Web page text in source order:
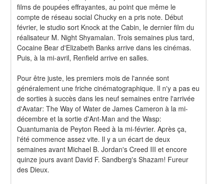
films de poupées effrayantes, au point que même le
compte de réseau social Chucky en a pris note. Début
février, le studio sort Knock at the Cabin, le dernier film du
réalisateur M. Night Shyamalan. Trois semaines plus tard,
Cocaine Bear d'Elizabeth Banks arrive dans les cinémas.
Puis, à la mi-avril, Renfield arrive en salles.
Pour être juste, les premiers mois de l'année sont
généralement une friche cinématographique. Il n'y a pas eu
de sorties à succès dans les neuf semaines entre l'arrivée
d'Avatar: The Way of Water de James Cameron à la mi-
décembre et la sortie d'Ant-Man and the Wasp:
Quantumania de Peyton Reed à la mi-février. Après ça,
l'été commence assez vite. Il y a un écart de deux
semaines avant Michael B. Jordan's Creed III et encore
quinze jours avant David F. Sandberg's Shazam! Fureur
des Dieux.